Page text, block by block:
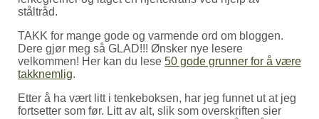
ståltråd.
TAKK for mange gode og varmende ord om bloggen.
Dere gjør meg så GLAD!!! Ønsker nye lesere
velkommen! Her kan du lese 50 gode grunner for å være
takknemlig.
Etter å ha vært litt i tenkeboksen, har jeg funnet ut at jeg
fortsetter som før. Litt av alt, slik som overskriften sier